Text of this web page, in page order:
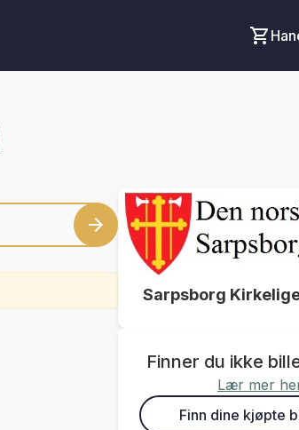
Sarpsborg
Finner du ikke
Lær mer
Finn dine kjøpte